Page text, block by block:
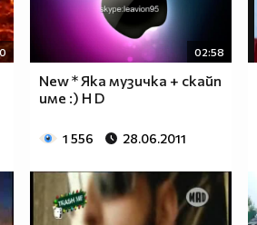
02:58
New * Яка музичка + скайп
име :) H D
1 556 28.06.2011